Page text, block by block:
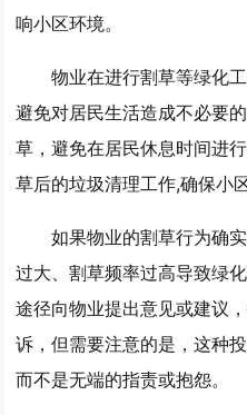
响小区环境。
物业在进行割草等绿化
避免对居民生活造成不必要
草，避免在居民休息时间进
草后的垃圾清理工作,确保小
如果物业的割草行为确
过大、割草频率过高导致绿
途径向物业提出意见或建议
诉，但需要注意的是，这种
而不是无端的指责或抱怨。